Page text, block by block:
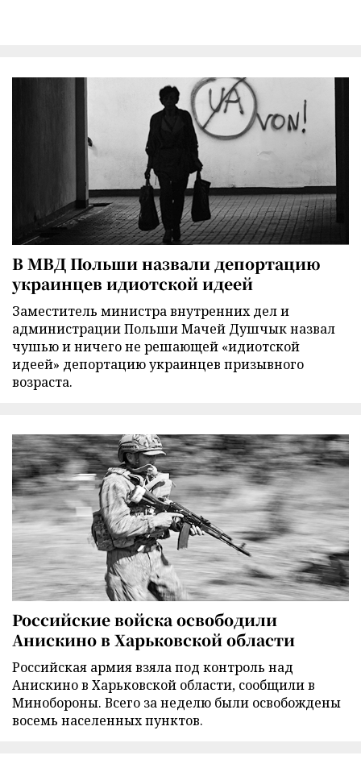
В МВД Польши назвали депортацию
украинцев идиотской идеей
Заместитель министра внутренних дел и
администрации Польши Мачей Душчык назвал
чушью и ничего не решающей «идиотской
идеей» депортацию украинцев призывного
возраста.
Российские войска освободили
Анискино в Харьковской области
Российская армия взяла под контроль над
Анискино в Харьковской области, сообщили в
Минобороны. Всего за неделю были освобождены
восемь населенных пунктов.